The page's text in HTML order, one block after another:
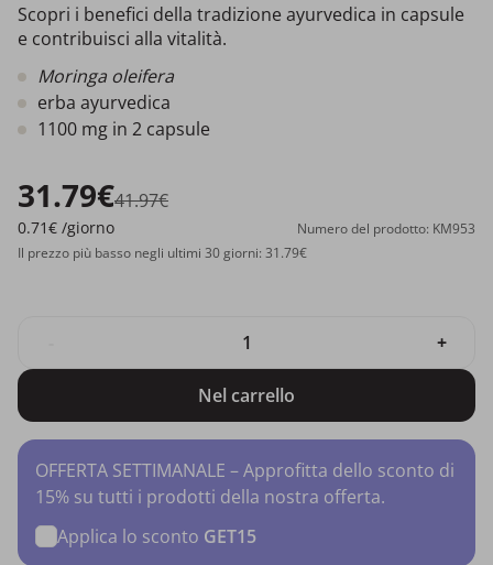
Scopri i benefici della tradizione ayurvedica in capsule
e contribuisci alla vitalità.
Moringa oleifera
erba ayurvedica
1100 mg in 2 capsule
31.79€41.97€
0.71€ /giorno
Numero del prodotto: KM953
Il prezzo più basso negli ultimi 30 giorni: 31.79€
+
Nel carrello
OFFERTA SETTIMANALE – Approfitta dello sconto di
15% su tutti i prodotti della nostra offerta.
Applica lo sconto GET15